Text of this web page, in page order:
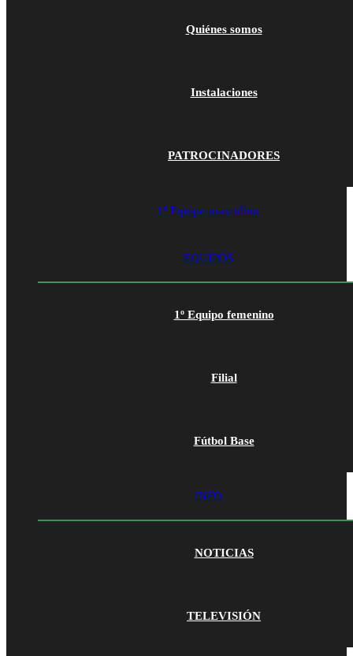
Quiénes somos
Instalaciones
PATROCINADORES
1º Equipo masculino
EQUIPOS
1º Equipo femenino
Filial
Fútbol Base
INFO
NOTICIAS
TELEVISIÓN